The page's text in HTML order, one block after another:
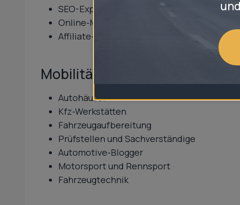
SEO-Experten
Online-Marketer
Affiliate-Marketer
Mobilität & Automotive
Autohäuser
Kfz-Werkstätten
Fahrzeugaufbereitung
Prüfstellen und Sachverständige
Automotive-Blogger
Motorsport und Rennsport
Fahrzeugtechnik